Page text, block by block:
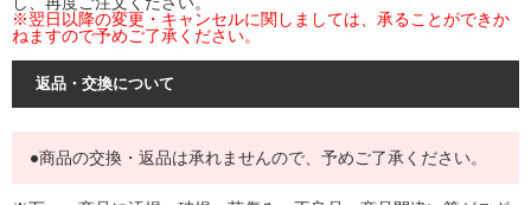
※翌日以降の変更・キャンセルに関しましては、承ることができか
ねますので予めご了承ください。
返品・交換について
●商品の交換・返品は承れませんので、予めご了承ください。